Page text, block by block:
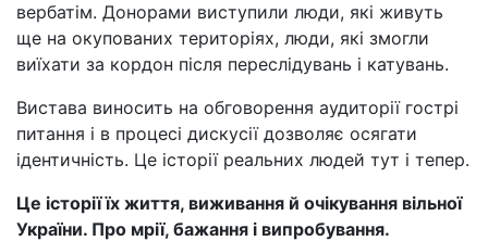
вербатім. Донорами виступили люди, які живуть
ще на окупованих територіях, люди, які змогли
виїхати за кордон після переслідувань і катувань.
Вистава виносить на обговорення аудиторії гострі
питання і в процесі дискусії дозволяє осягати
ідентичність. Це історії реальних людей тут і тепер.
Це історії їх життя, виживання й очікування вільної
України. Про мрії, бажання і випробування.